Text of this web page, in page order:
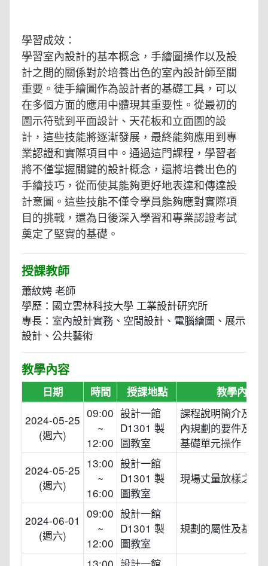
學習成效：
學習室內設計的基本概念，手繪圖操作以及設
計之間的關係對於培養出色的室內設計師至關
重要。徒手繪圖作為設計者的基礎工具，可以
在多個方面的應用中體現其重要性。從最初的
圖示符號到平面設計、天花板和立面圖的設
計，這些技能將逐漸發展，最終能夠應用到專
業認證和實際項目中。通過這門課程，學習者
將不僅掌握關鍵的設計概念，還將培養出色的
手繪技巧，從而使其能夠更好地表達和傳達設
計意圖。這些技能不僅令學員能夠應對實際項
目的挑戰，還為日後深入學習和專業認證考試
奠定了堅實的基礎。
授課教師
蕭紋娉 老師
學歷：國立雲林科技大學 工業設計研究所
專長：室內設計實務、空間設計、電腦繪圖、展示
設計、公共藝術
教學內容
日期 時間 授課地點 教學內容
2024-05-25
(週六)
09:00
~
12:00
設計一館
D1301 製
圖教室
課程說明簡介及工
內規劃的要件及空
基礎單元操作
2024-05-25
(週六)
13:00
~
16:00
設計一館
D1301 製
圖教室
現場丈量放樣之基
2024-06-01
(週六)
09:00
~
12:00
設計一館
D1301 製
圖教室
規劃的屬性及基本